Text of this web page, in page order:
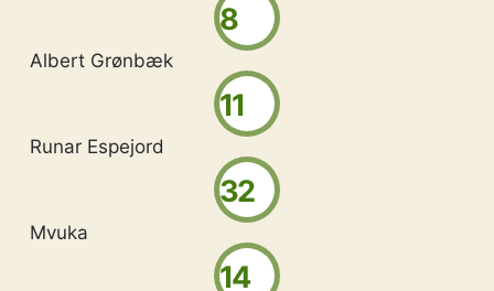
8
Albert Grønbæk
11
Runar Espejord
32
Mvuka
14